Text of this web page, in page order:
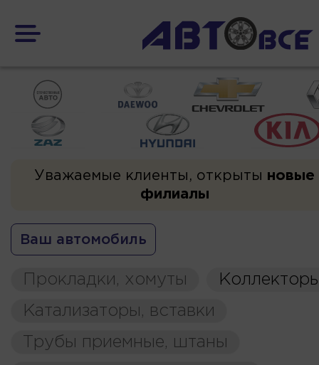
Уважаемые клиенты, открыты новые
филиалы
Ваш автомобиль
Прокладки, хомуты
Катализаторы, вставки
Трубы приемные, штаны